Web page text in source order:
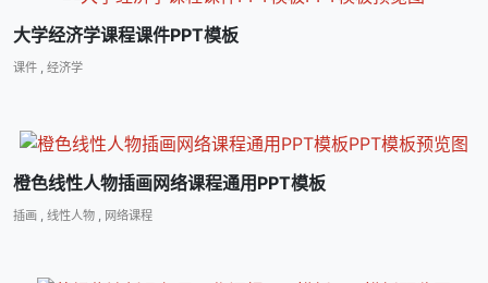
大学经济学课程课件PPT模板
课件 , 经济学
橙色线性人物插画网络课程通用PPT模板
插画 线性人物 网络课程